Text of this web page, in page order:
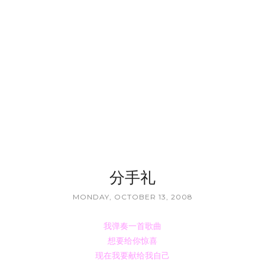
分手礼
MONDAY, OCTOBER 13, 2008
我弹奏一首歌曲
想要给你惊喜
现在我要献给我自己